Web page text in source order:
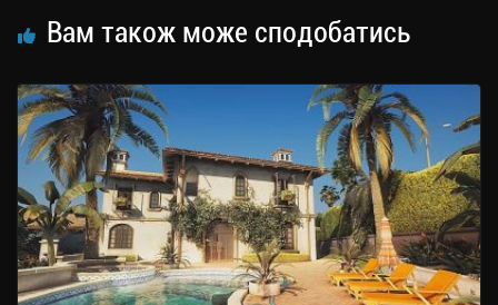
Вам також може сподобатись